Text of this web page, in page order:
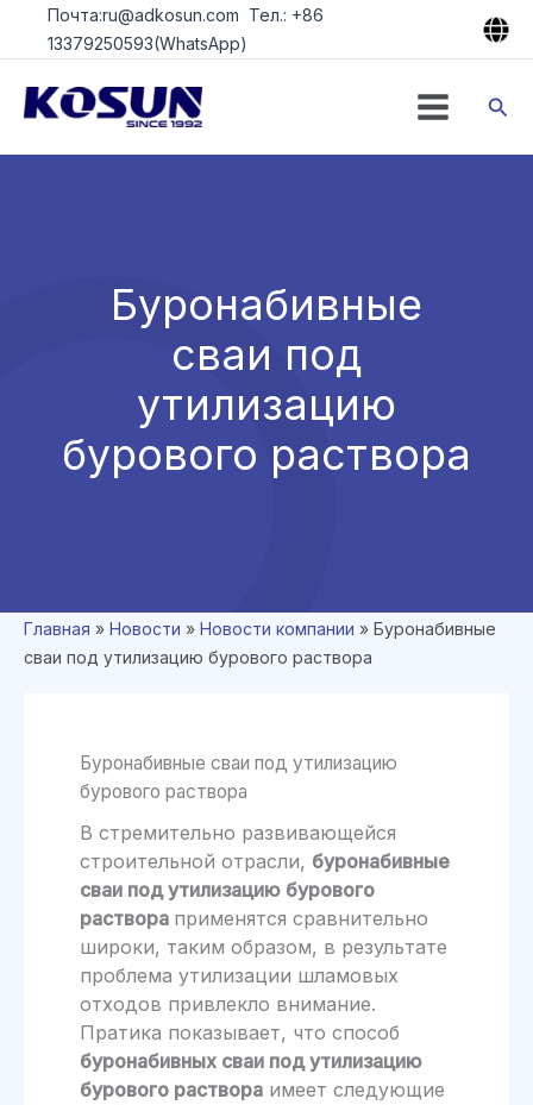
ПерейтиПочта:ru@adkosun.com Тел.: +86
13379250593(WhatsApp)
Буронабивные
сваи под
утилизацию
бурового раствора
Главная » Новости » Новости компании » Буронабивные
сваи под утилизацию бурового раствора
Буронабивные сваи под утилизацию
бурового раствора
В стремительно развивающейся
строительной отрасли, буронабивные
сваи под утилизацию бурового
раствора применятся сравнительно
широки, таким образом, в результате
проблема утилизации шламовых
отходов привлекло внимание.
Пратика показывает, что способ
буронабивных сваи под утилизацию
бурового раствораимеет следующие